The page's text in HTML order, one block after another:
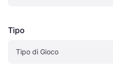
Tipo
Tipo di Gioco